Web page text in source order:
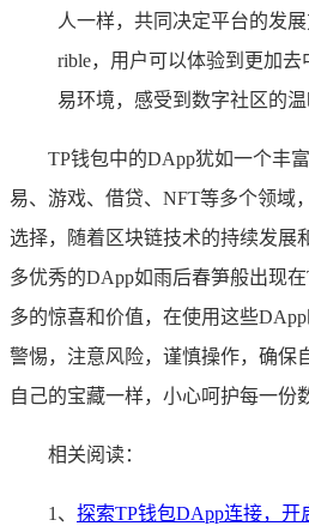
人一样，共同决定平台的发
rible，用户可以体验到更加
易环境，感受到数字社区的温
TP钱包中的DApp犹如一个丰
易、游戏、借贷、NFT等多个领域
选择，随着区块链技术的持续发展
多优秀的DApp如雨后春笋般出现
多的惊喜和价值，在使用这些
警惕，注意风险，谨慎操作，确保
自己的宝藏一样，小心呵护每一份
相关阅读：
1、 探索TP钱包DApp连接，